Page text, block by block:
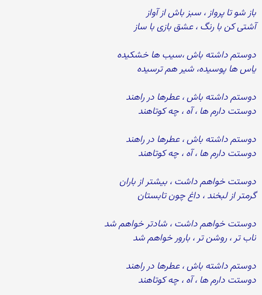
باز شو تا پرواز ، سبز باش از آواز
آشتی كن با رنگ ، عشق بازی با ساز
دوستم داشته باش ،سیب ها خشکیده
یاس ها پوسیده، شیر هم ترسیده
دوستم داشته باش ، عطرها در راهند
دوستت دارم ها ، آه ، چه كوتاهند
دوستم داشته باش ، عطرها در راهند
دوستت دارم ها ، آه ، چه كوتاهند
دوستت خواهم داشت ، بیشتر از باران
گرمتر از لبخند ، داغ چون تابستان
دوستت خواهم داشت ، شادتر خواهم شد
ناب تر ، روشن تر ، بارور خواهم شد
دوستم داشته باش ، عطرها در راهند
دوستت دارم ها ، آه ، چه كوتاهند